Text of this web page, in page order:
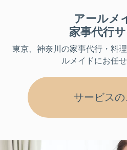
アールメ
家事代行
東京、神奈川 の家事代行・料
ルメイドにお任
サービスの